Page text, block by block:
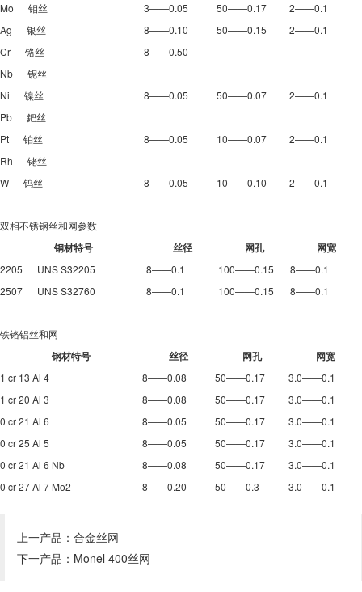
Mo 钼丝
3——0.05 50——0.17
2——0.1
Ag 银丝
8——0.10 50——0.15
2——0.1
Cr 铬丝
8——0.50
Nb 铌丝
Ni 镍丝
8——0.05 50——0.07
2——0.1
Pb 鈀丝
Pt 铂丝
8——0.05 10——0.07
2——0.1
Rh 铑丝
W 钨丝
8——0.05 10——0.10 2——0.1
双相不锈钢丝和网参数
钢材特号 丝径 网孔 网宽
2205 UNS S32205 8——0.1 100——0.15
8——0.1
2507 UNS S32760
8——0.1 100——0.15 8——0.1
铁铬铝丝和网
钢材特号 丝径 网孔 网宽
1 cr 13 Al 4 8——0.08 50——0.17
3.0——0.1
1 cr 20 Al 3
8——0.08 50——0.17
3.0——0.1
0 cr 21 Al 6
8——0.05 50——0.17
3.0——0.1
0 cr 25 Al 5
8——0.05 50——0.17
3.0——0.1
0 cr 21 Al 6 Nb
8——0.08 50——0.17
3.0——0.1
0 cr 27 Al 7 Mo2
8——0.20 50——0.3 3.0——0.1
上一产品： 合金丝网
下一产品： Monel 400丝网